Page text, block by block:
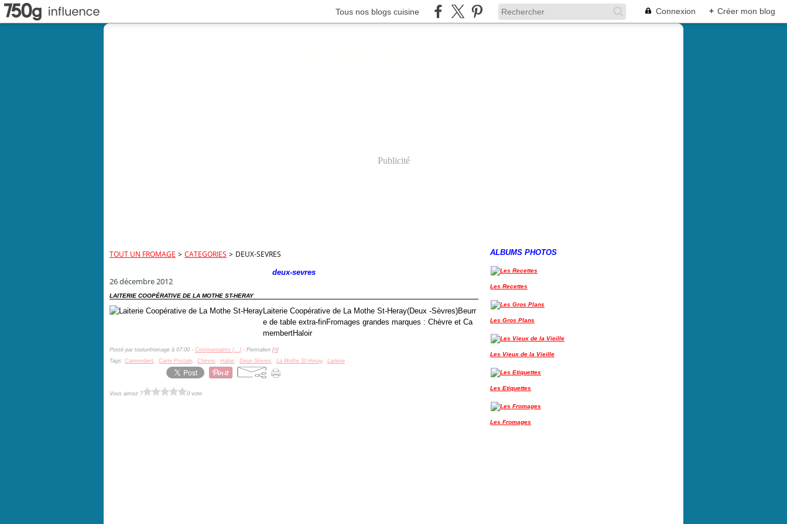
Tous nos blogs cuisine Connexion + Créer mon blog
Publicité
TOUT UN FROMAGE > CATEGORIES > DEUX-SEVRES
deux-sevres
26 décembre 2012
LAITERIE COOPÉRATIVE DE LA MOTHE ST-HERAY
Laiterie Coopérative de La Mothe St-Heray(Deux -Sèvres)Beurr
e de table extra-finFromages grandes marques : Chèvre et Ca
membertHaloir
Posté par toutunfromage à 07:00 - Commentaires […] - Permalien [#]
Tags: Camembert, Carte Postale, Chèvre, Haloir, Deux-Sèvres, La Mothe St-Heray, Laiterie
Vous aimez ? 0 vote
ALBUMS PHOTOS
Les Recettes
Les Gros Plans
Les Vieux de la Vieille
Les Etiquettes
Les Fromages